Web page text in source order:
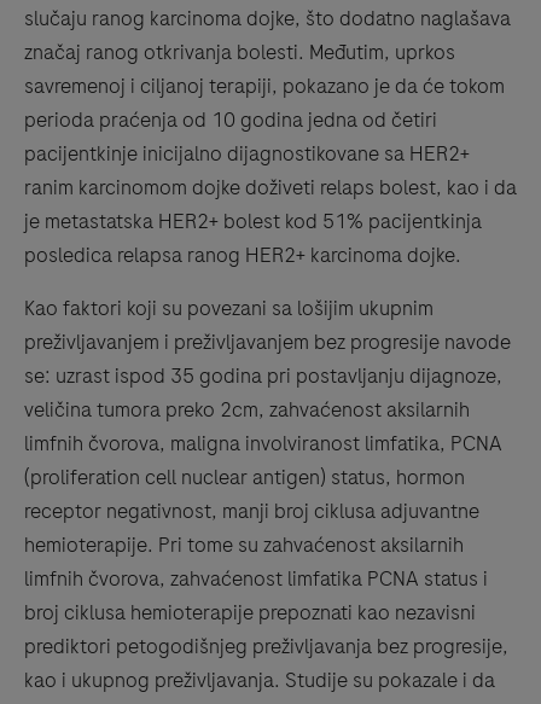
slučaju ranog karcinoma dojke, što dodatno naglašava
značaj ranog otkrivanja bolesti. Međutim, uprkos
savremenoj i ciljanoj terapiji, pokazano je da će tokom
perioda praćenja od 10 godina jedna od četiri
pacijentkinje inicijalno dijagnostikovane sa HER2+
ranim karcinomom dojke doživeti relaps bolest, kao i da
je metastatska HER2+ bolest kod 51% pacijentkinja
posledica relapsa ranog HER2+ karcinoma dojke.
Kao faktori koji su povezani sa lošijim ukupnim
preživljavanjem i preživljavanjem bez progresije navode
se: uzrast ispod 35 godina pri postavljanju dijagnoze,
veličina tumora preko 2cm, zahvaćenost aksilarnih
limfnih čvorova, maligna involviranost limfatika, PCNA
(proliferation cell nuclear antigen) status, hormon
receptor negativnost, manji broj ciklusa adjuvantne
hemioterapije. Pri tome su zahvaćenost aksilarnih
limfnih čvorova, zahvaćenost limfatika PCNA status i
broj ciklusa hemioterapije prepoznati kao nezavisni
prediktori petogodišnjeg preživljavanja bez progresije,
kao i ukupnog preživljavanja. Studije su pokazale i da